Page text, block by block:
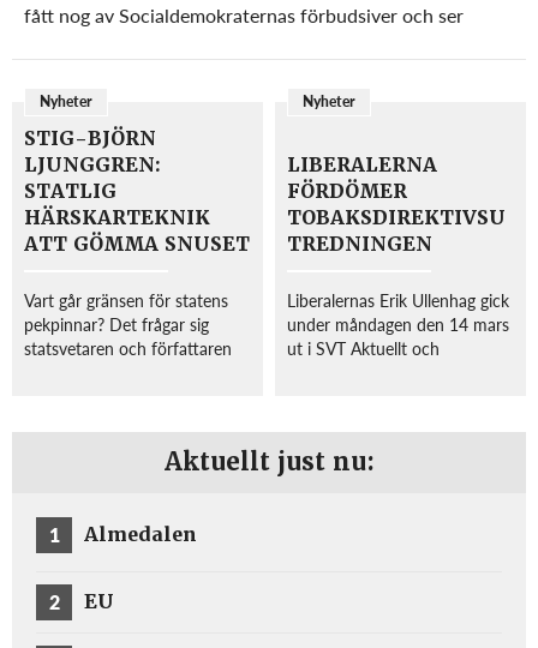
fått nog av Socialdemokraternas förbudsiver och ser
slutbetänkande. – Även snusandet ska regleras – trots att
EU tog bort can...
Nyheter
STIG-BJÖRN
LJUNGGREN:
STATLIG
HÄRSKARTEKNIK
ATT GÖMMA SNUSET
Vart går gränsen för statens
pekpinnar? Det frågar sig
statsvetaren och författaren
företeelser där staten intagit
Nyheter
LIBERALERNA
FÖRDÖMER
TOBAKSDIREKTIVSU
TREDNINGEN
Liberalernas Erik Ullenhag gick
under måndagen den 14 mars
ut i SVT Aktuellt och
förbudet mot
Aktuellt just nu:
1 Almedalen
2 EU